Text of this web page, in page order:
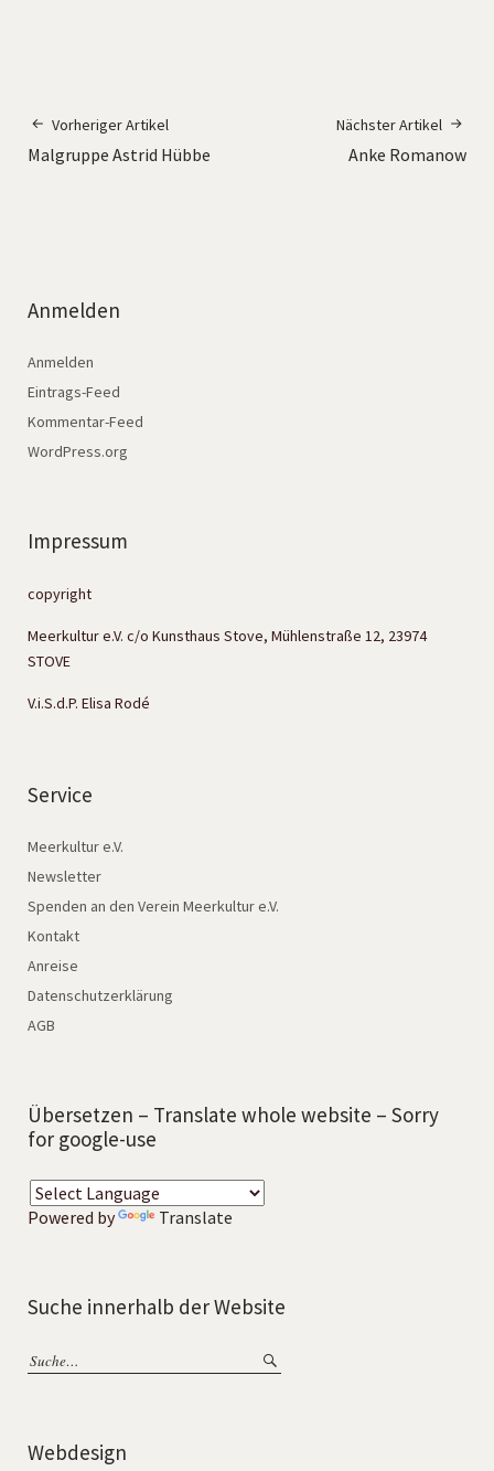
Vorheriger Artikel
Malgruppe Astrid Hübbe
Nächster Artikel
Anke Romanow
Anmelden
Anmelden
Eintrags-Feed
Kommentar-Feed
WordPress.org
Impressum
copyright
Meerkultur e.V. c/o Kunsthaus Stove, Mühlenstraße 12, 23974
STOVE
V.i.S.d.P. Elisa Rodé
Service
Meerkultur e.V.
Newsletter
Spenden an den Verein Meerkultur e.V.
Kontakt
Anreise
Datenschutzerklärung
AGB
Übersetzen – Translate whole website – Sorry
for google-use
Powered by Translate
Suche innerhalb der Website
Webdesign